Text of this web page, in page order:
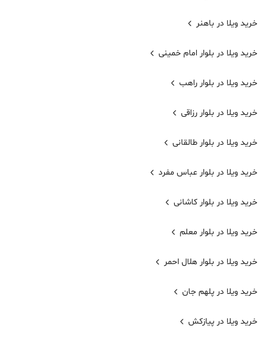
خرید ویلا در باهنر
خرید ویلا در بلوار امام خمینی
خرید ویلا در بلوار راهب
خرید ویلا در بلوار رزاقی
خرید ویلا در بلوار طالقانی
خرید ویلا در بلوار عباس مفرد
خرید ویلا در بلوار کاشانی
خرید ویلا در بلوار معلم
خرید ویلا در بلوار هلال احمر
خرید ویلا در پلهم جان
خرید ویلا در پیازکش